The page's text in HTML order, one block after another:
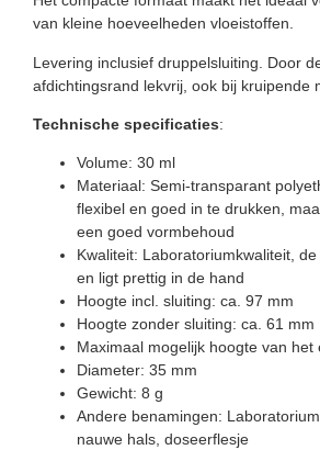
van kleine hoeveelheden vloeistoffen.
Levering inclusief druppelsluiting. Door
afdichtingsrand lekvrij, ook bij kruipende
Technische specificaties:
Volume: 30 ml
Materiaal: Semi-transparant
flexibel en goed in te drukken,
een goed vormbehoud
Kwaliteit: Laboratoriumkwaliteit,
en ligt prettig in de hand
Hoogte incl. sluiting: ca. 97 mm
Hoogte zonder sluiting: ca. 61 mm
Maximaal mogelijk hoogte van het
Diameter: 35 mm
Gewicht: 8 g
Andere benamingen:
nauwe hals, doseerflesje